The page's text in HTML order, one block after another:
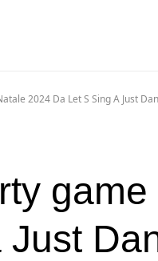
2024 Da Let S Sing A Just
Just